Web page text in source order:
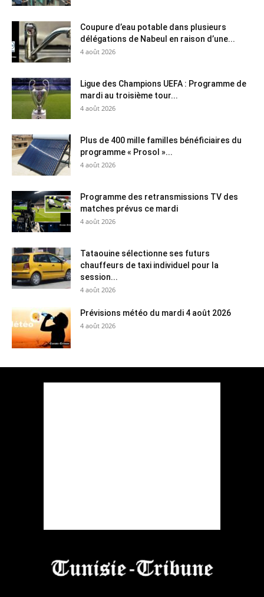
Coupure d’eau potable dans plusieurs
délégations de Nabeul en raison d’une...
4 août 2026
Ligue des Champions UEFA : Programme de
mardi au troisième tour...
4 août 2026
Plus de 400 mille familles bénéficiaires du
programme « Prosol »...
4 août 2026
Programme des retransmissions TV des
matches prévus ce mardi
4 août 2026
Tataouine sélectionne ses futurs
chauffeurs de taxi individuel pour la
session...
4 août 2026
Prévisions météo du mardi 4 août 2026
4 août 2026